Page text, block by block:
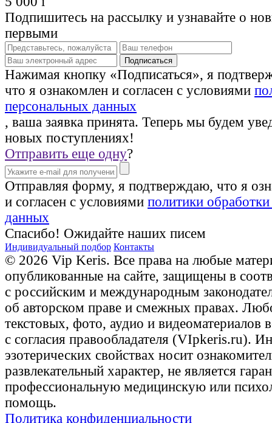
Подпишитесь на рассылку и узнавайте о
первыми
Нажимая кнопку «Подписаться», я
что я ознакомлен и согласен с условиями
персональных данных
, ваша заявка принята. Теперь мы будем
новых поступлениях!
Отправить еще одну?
Отправляя форму, я подтверждаю, что я
и согласен с условиями политики
данных
Спасибо! Ожидайте наших писем
Индивидуальный подбор Контакты
© 2026 Vip Keris. Все права на любые
опубликованные на сайте, защищены в
с российским и международным
об авторском праве и смежных правах.
текстовых, фото, аудио и видеоматериалов
с согласия правообладателя (VIpkeris.ru).
эзотерических свойствах носит
развлекательный характер, не является
профессиональную медицинскую или
помощь.
Политика конфиденциальности